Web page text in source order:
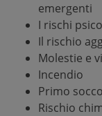
emergenti
I rischi
Il rischio
Molestie e
Incendio
Primo
Rischio